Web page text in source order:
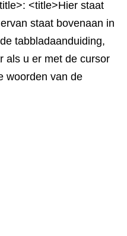
<title>Hier staat
staat bovenaan in
tabbladaanduiding,
als u er met de cursor
woorden van de